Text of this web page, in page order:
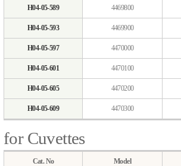
H04-05-589 4469800
H04-05-593 4469900
H04-05-597 4470000
H04-05-601 4470100
H04-05-605 4470200
H04-05-609 4470300
for Cuvettes
Cat. No Model